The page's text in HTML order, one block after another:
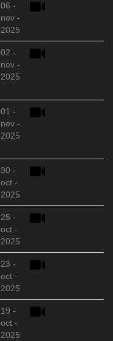
06 -
nov -
2025
02 -
nov -
2025
01 -
nov -
2025
30 -
oct -
2025
25 -
oct -
2025
23 -
oct -
2025
19 -
oct -
2025